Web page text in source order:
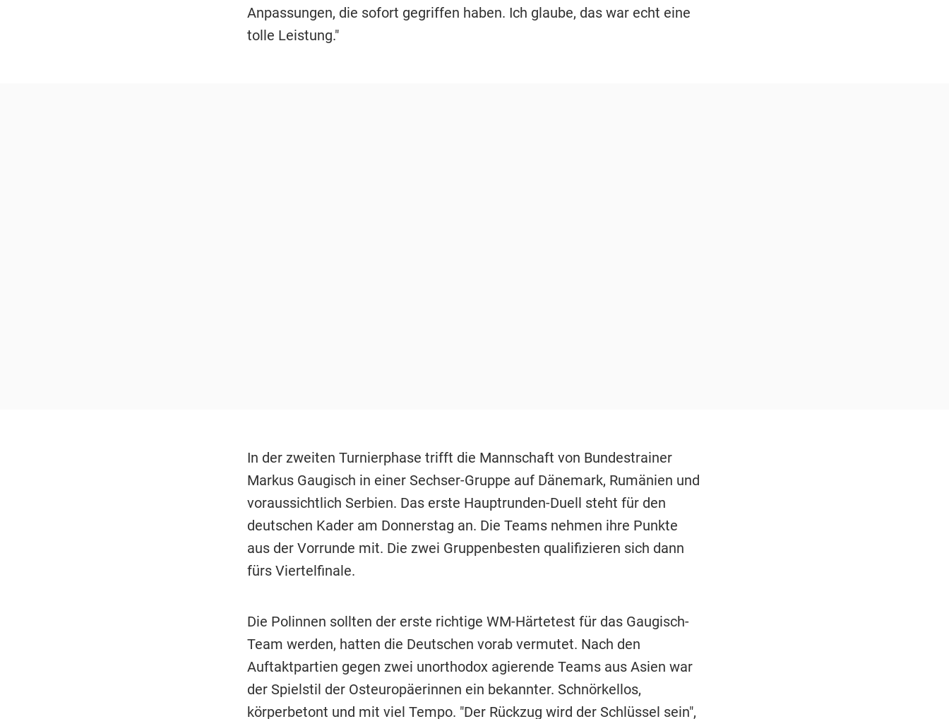
Anpassungen, die sofort gegriffen haben. Ich glaube, das war echt eine
tolle Leistung."
In der zweiten Turnierphase trifft die Mannschaft von Bundestrainer
Markus Gaugisch in einer Sechser-Gruppe auf Dänemark, Rumänien und
voraussichtlich Serbien. Das erste Hauptrunden-Duell steht für den
deutschen Kader am Donnerstag an. Die Teams nehmen ihre Punkte
aus der Vorrunde mit. Die zwei Gruppenbesten qualifizieren sich dann
fürs Viertelfinale.
Die Polinnen sollten der erste richtige WM-Härtetest für das Gaugisch-
Team werden, hatten die Deutschen vorab vermutet. Nach den
Auftaktpartien gegen zwei unorthodox agierende Teams aus Asien war
der Spielstil der Osteuropäerinnen ein bekannter. Schnörkellos,
körperbetont und mit viel Tempo. "Der Rückzug wird der Schlüssel sein",